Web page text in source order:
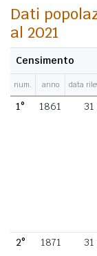
Dati
al 2021
Censimento
num. anno data
1° 1861
2°
1871